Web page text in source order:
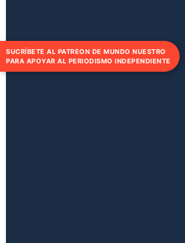
SUCRÍBETE AL PATREON DE MUNDO NUESTRO
PARA APOYAR AL PERIODISMO INDEPENDIENTE